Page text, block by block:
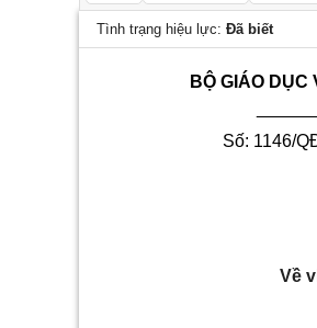
Tình trạng hiệu lực: Đã biết
BỘ GIÁO
Số: 1146/
Về